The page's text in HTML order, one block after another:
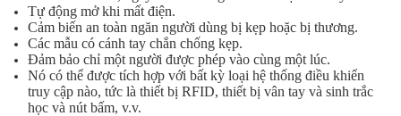
Tự động mở khi mất điện.
Cảm biến an toàn ngăn người dùng bị kẹp hoặc bị thương.
Các mẫu có cánh tay chắn chống kẹp.
Đảm bảo chỉ một người được phép vào cùng một lúc.
Nó có thể được tích hợp với bất kỳ loại hệ thống điều khiển
truy cập nào, tức là thiết bị RFID, thiết bị vân tay và sinh trắc
học và nút bấm, v.v.